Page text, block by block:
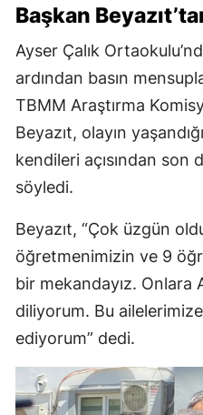
Başkan
Ayser Çalık
ardından basın
TBMM Araştırma
Beyazıt, olayın
kendileri açısından son
söyledi.
Beyazıt, “Çok üzgün
öğretmenimizin ve 9
bir mekandayız. Onlara
diliyorum. Bu
ediyorum” dedi.